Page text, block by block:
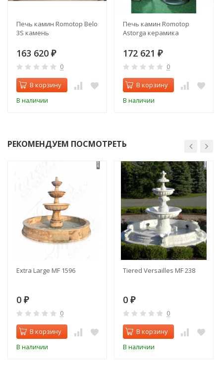
Печь камин Romotop Belo
3S камень
163 620 ₽
0
В корзину
В наличии
Печь камин Romotop
Astorga керамика
172 621 ₽
0
В корзину
В наличии
РЕКОМЕНДУЕМ ПОСМОТРЕТЬ
Extra Large MF 1596
0 ₽
0
В корзину
В наличии
Tiered Versailles MF 238
0 ₽
0
В корзину
В наличии